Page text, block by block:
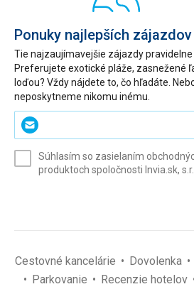
Ponuky najlepších
Tie najzaujímavejšie zájazdy pravidelne
Preferujete exotické pláže, zasnežené
loďou? Vždy nájdete to, čo hľadáte.
neposkytneme nikomu inému.
Zadajte
svoj
(povinné)
Súhlasím so zasielaním
produktoch spoločnosti Invia.sk,
Cestovné kancelárie Dovolenka
Parkovanie
Recenzie hotelov